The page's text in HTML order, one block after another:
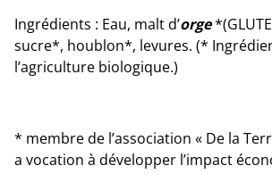
Ingrédients : Eau, malt d’orge
sucre*, houblon*, levures. (*
l’agriculture biologique.)
* membre de l’association « De la
a vocation à développer l’impact